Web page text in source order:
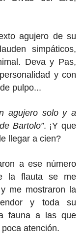
agujero de su
simpáticos,
Deva y Pas,
y con
pulpo...
agujero solo y a
Bartolo”. ¡Y que
llegar a cien?
a ese número
la flauta se me
me mostraron la
y toda su
fauna a las que
atención.